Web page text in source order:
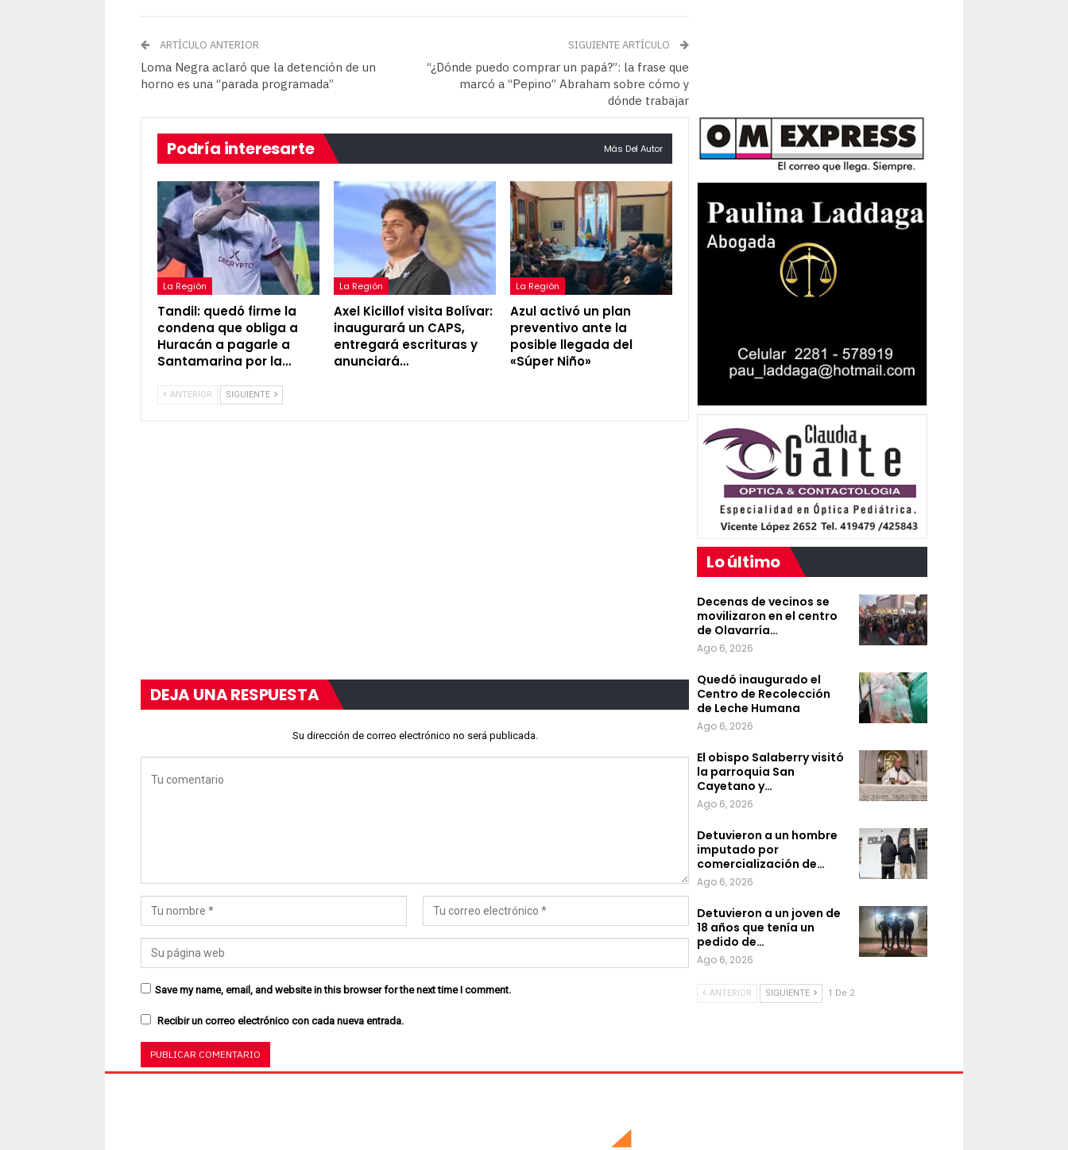
ARTÍCULO ANTERIOR
Loma Negra aclaró que la detención de un
horno es una “parada programada”
SIGUIENTE ARTÍCULO
“¿Dónde puedo comprar un papá?”: la frase que
marcó a “Pepino” Abraham sobre cómo y
dónde trabajar
Podría interesarte Más Del Autor
La Región
Tandil: quedó firme la
condena que obliga a
Huracán a pagarle a
Santamarina por la…
La Región
Axel Kicillof visita Bolívar:
inaugurará un CAPS,
entregará escrituras y
anunciará…
La Región
Azul activó un plan
preventivo ante la
posible llegada del
«Súper Niño»
ANTERIOR SIGUIENTE
DEJA UNA RESPUESTA
Su dirección de correo electrónico no será publicada.
Save my name, email, and website in this browser for the next time I comment.
Recibir un correo electrónico con cada nueva entrada.
Lo último
Decenas de vecinos se
movilizaron en el centro
de Olavarría…
Ago 6, 2026
Quedó inaugurado el
Centro de Recolección
de Leche Humana
Ago 6, 2026
El obispo Salaberry visitó
la parroquia San
Cayetano y…
Ago 6, 2026
Detuvieron a un hombre
imputado por
comercialización de…
Ago 6, 2026
Detuvieron a un joven de
18 años que tenía un
pedido de…
Ago 6, 2026
ANTERIOR SIGUIENTE 1 De 2